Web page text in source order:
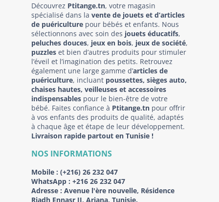
Découvrez Ptitange.tn, votre magasin
spécialisé dans la vente de jouets et d’articles
de puériculture pour bébés et enfants. Nous
sélectionnons avec soin des jouets éducatifs,
peluches douces, jeux en bois, jeux de société,
puzzles et bien d’autres produits pour stimuler
l’éveil et l’imagination des petits. Retrouvez
également une large gamme d’articles de
puériculture, incluant poussettes, sièges auto,
chaises hautes, veilleuses et accessoires
indispensables pour le bien-être de votre
bébé. Faites confiance à Ptitange.tn pour offrir
à vos enfants des produits de qualité, adaptés
à chaque âge et étape de leur développement.
Livraison rapide partout en Tunisie !
NOS INFORMATIONS
Mobile : (+216) 26 232 047
WhatsApp : +216 26 232 047
Adresse : Avenue l'ère nouvelle, Résidence
Riadh Ennasr II, Ariana, Tunisie.